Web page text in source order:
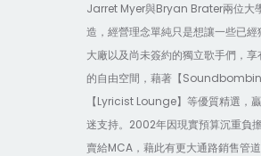
Jarret Myer與Bryan Brater兩位大
造，經營理念單純只是想讓一些已經
大廠以及尚未簽約的獨立歌手們，享
的自由空間，藉著【
【Lyricist Lounge】等優質精選，
迷支持。
2002年因現實預算沉重負
賣給MCA，藉此有更大通路銷售管